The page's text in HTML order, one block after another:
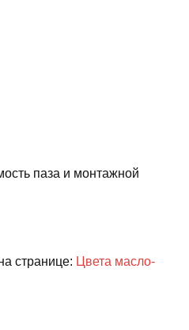
паза и монтажной
странице: Цвета масло-